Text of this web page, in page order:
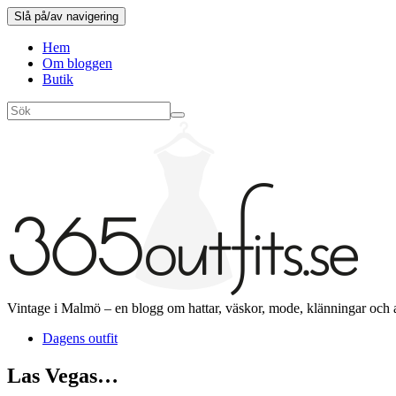
Slå på/av navigering
Hem
Om bloggen
Butik
Vintage i Malmö – en blogg om hattar, väskor, mode, klänningar och
Dagens outfit
Las Vegas…